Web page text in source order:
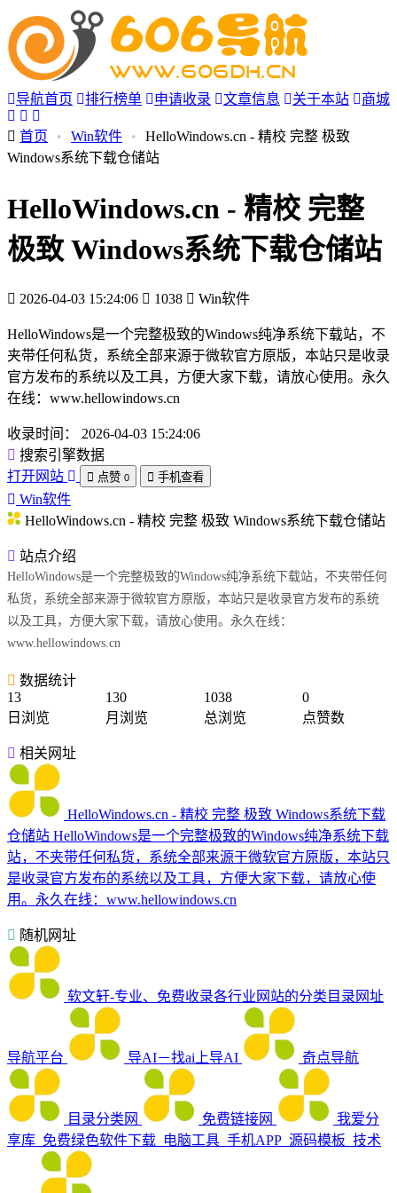
导航首页 排行榜单 申请收录 文章信息 关于本站 商城
首页 • Win软件 •
HelloWindows.cn - 精校 完整 极致
Windows系统下载仓储站
HelloWindows.cn - 精校 完整
极致 Windows系统下载仓储站
2026-04-03 15:24:06 1038 Win软件
HelloWindows是一个完整极致的Windows纯净系统下载站，不
夹带任何私货，系统全部来源于微软官方原版，本站只是收录
官方发布的系统以及工具，方便大家下载，请放心使用。永久
在线：www.hellowindows.cn
收录时间：
2026-04-03 15:24:06
搜索引擎数据
打开网站
点赞 0 手机查看
Win软件
HelloWindows.cn - 精校 完整 极致 Windows系统下载仓储站
站点介绍
HelloWindows是一个完整极致的Windows纯净系统下载站，不夹带任何
私货，系统全部来源于微软官方原版，本站只是收录官方发布的系统
以及工具，方便大家下载，请放心使用。永久在线：
www.hellowindows.cn
数据统计
13
日浏览
130
月浏览
1038
总浏览
0
点赞数
相关网址
HelloWindows.cn - 精校 完整 极致 Windows系统下载
仓储站 HelloWindows是一个完整极致的Windows纯净系统下载
站，不夹带任何私货，系统全部来源于微软官方原版，本站只
是收录官方发布的系统以及工具，方便大家下载，请放心使
用。永久在线：www.hellowindows.cn
随机网址
软文轩-专业、免费收录各行业网站的分类目录网址
导航平台 导AI－找ai上导AI 奇点导航
目录分类网 免费链接网
我爱分
享库_免费绿色软件下载_电脑工具_手机APP_源码模板_技术